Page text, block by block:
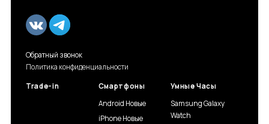
Trade-in
Смартфоны
Android Новые
iPhone Новые
Умные Часы
Samsung Galaxy
Watch
Обратный звонок
Политика конфиденциальности